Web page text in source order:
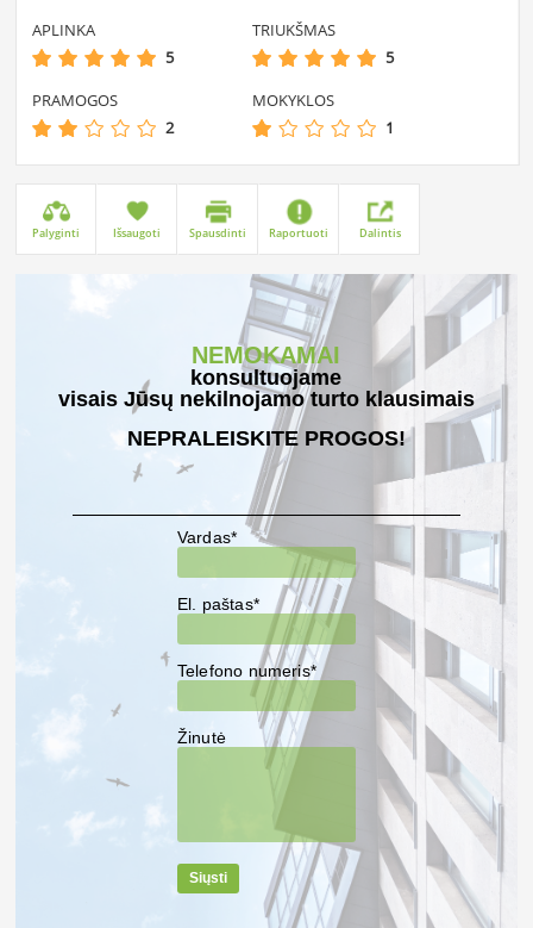
APLINKA
5
TRIUKŠMAS
5
PRAMOGOS
2
MOKYKLOS
1
Palyginti Išsaugoti Spausdinti Raportuoti Dalintis
NEMOKAMAI
konsultuojame
visais Jūsų nekilnojamo turto klausimais
NEPRALEISKITE PROGOS!
Vardas*
El. paštas*
Telefono numeris*
Žinutė
Siųsti